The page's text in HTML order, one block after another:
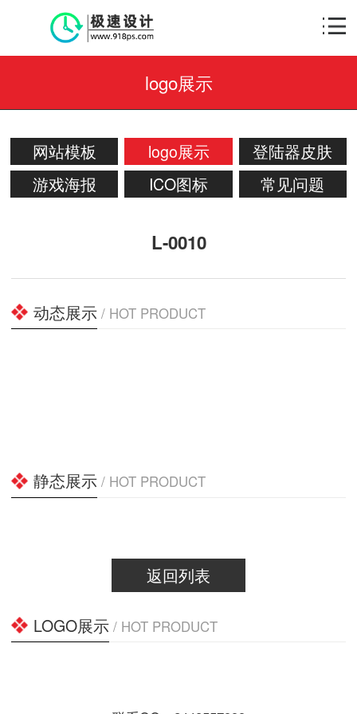
logo展示
网站模板 logo展示
登陆器皮肤
游戏海报
ICO图标 常见问题
L-0010
动态展示 / HOT PRODUCT
静态展示 / HOT PRODUCT
返回列表
LOGO展示 / HOT PRODUCT